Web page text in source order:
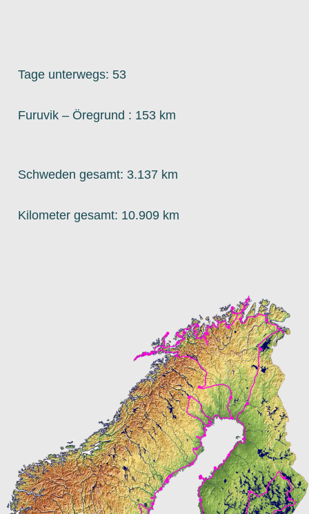
Tage unterwegs: 53
Furuvik – Öregrund : 153 km
Schweden gesamt: 3.137 km
Kilometer gesamt: 10.909 km